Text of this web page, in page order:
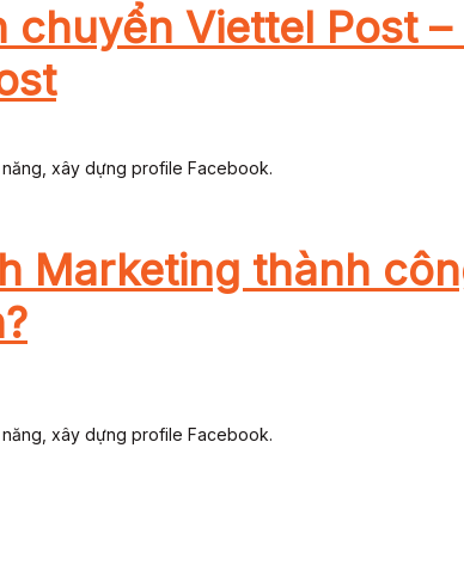
năng, xây dựng profile Facebook.
năng, xây dựng profile Facebook.
Viettel Post
Marketing thành